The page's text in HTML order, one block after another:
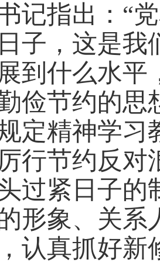
记指出： “
子，这是我
到什么水
俭节约的思
定精神学习
行节约反对
过紧日子的
形象、关系
认真抓好新